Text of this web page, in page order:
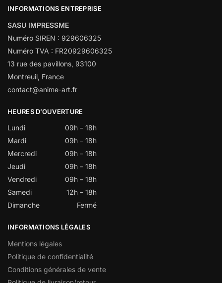
INFORMATIONS ENTREPRISE
SASU IMPRESSME
Numéro SIREN : 929606325
Numéro TVA : FR20929606325
13 rue des pavillons, 93100
Montreuil, France
contact@anime-art.fr
HEURES D’OUVERTURE
Lundi
09h – 18h
Mardi
09h – 18h
Mercredi
09h – 18h
Jeudi
09h – 18h
Vendredi
09h – 18h
Samedi
12h – 18h
Dimanche
Fermé
INFORMATIONS LÉGALES
Mentions légales
Politique de confidentialité
Conditions générales de vente